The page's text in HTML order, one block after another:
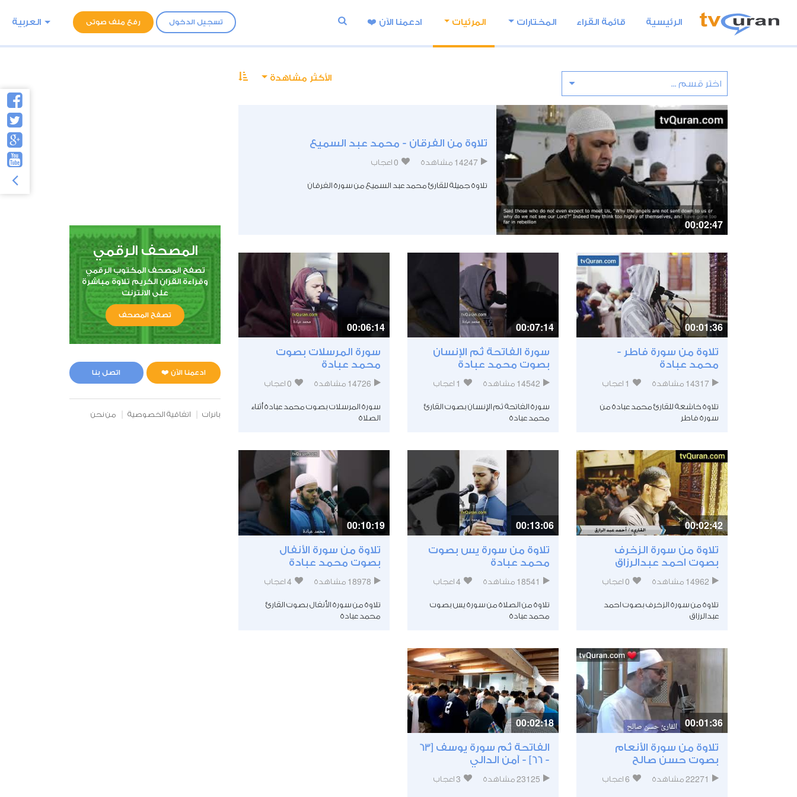
تسجيل الدخول رفع ملف صوتى العربية الرئيسية قائمة القراء المختارات المرئيات ادعمنا اﻵن ❤️
الأكثر مشاهدة
00:02:47
تلاوة من الفرقان - محمد عبد السميع
14247 مشاهدة 0 اعجاب
تلاوة جميلة للقارئ محمد عبد السميع من سورة الفرقان
00:01:36
تلاوة من سورة فاطر -
محمد عبادة
14317 مشاهدة 1 اعجاب
تلاوة خاشعة للقارئ محمد عبادة من
سورة فاطر
00:07:14
سورة الفاتحة ثم الإنسان
بصوت محمد عبادة
14542 مشاهدة 1 اعجاب
سورة الفاتحة ثم الإنسان بصوت القارئ
محمد عبادة
00:06:14
سورة المرسلات بصوت
محمد عبادة
14726 مشاهدة 0اعجاب
سورة المرسلات بصوت محمد عبادة أثناء
الصلاة
00:02:42
تلاوة من سورة الزخرف
بصوت احمد عبدالرزاق
14962 مشاهدة 0 اعجاب
تلاوة من سورة الزخرف بصوت احمد
عبدالرزاق
00:13:06
تلاوة من سورة يس بصوت
محمد عبادة
18541 مشاهدة 4اعجاب
تلاوة من الصلاة من سورة يس بصوت
محمد عبادة
00:10:19
تلاوة من سورة الأنفال
بصوت محمد عبادة
18978 مشاهدة 4اعجاب
تلاوة من سورة الأنفال بصوت القارئ
محمد عبادة
00:01:36
تلاوة من سورة الأنعام
بصوت حسن صالح
22271 مشاهدة 6 اعجاب
00:02:18
الفاتحة ثم سورة يوسف [63
- 66] - آمن الدالي
23125 مشاهدة 3اعجاب
المصحف الرقمي
تصفح المصحف المكتوب الرقمي
وقراءة القران الكريم تلاوة مباشرة
على الانترنت
تصفح المصحف
ادعمنا الآن ❤️ اتصل بنا
بانرات اتفاقية الخصوصية من نحن